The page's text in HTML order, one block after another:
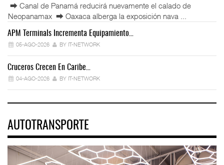
⮕ Canal de Panamá reducirá nuevamente el calado de
Neopanamax ⮕ Oaxaca alberga la exposición nava ...
APM Terminals Incrementa Equipamiento…
05-AGO-2026 BY IT-NETWORK
Cruceros Crecen En Caribe…
04-AGO-2026 BY IT-NETWORK
AUTOTRANSPORTE